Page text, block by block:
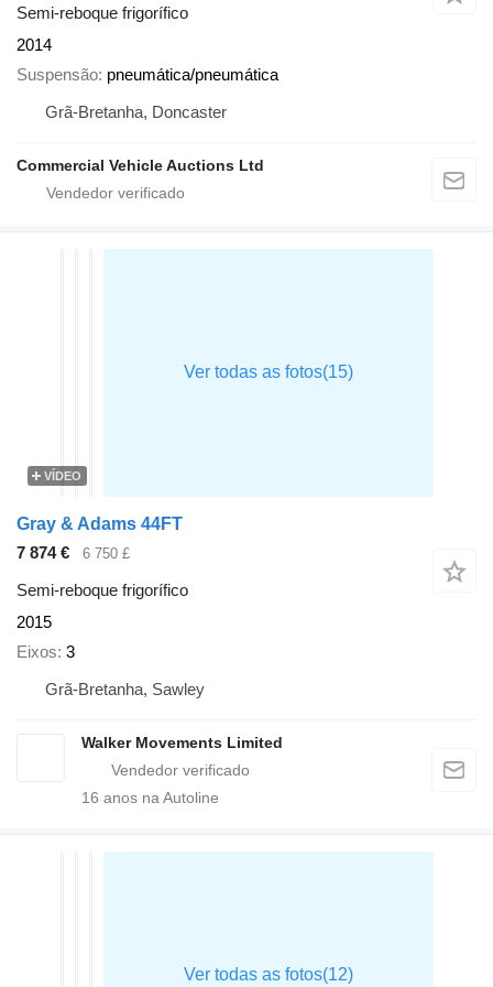
Semi-reboque frigorífico
2014
Suspensão pneumática/pneumática
Grã-Bretanha, Doncaster
Commercial Vehicle Auctions Ltd
VÍDEO
Gray & Adams 44FT
7 874 €
6 750 £
Semi-reboque frigorífico
2015
Eixos 3
Grã-Bretanha, Sawley
Walker Movements Limited
16 anos na Autoline